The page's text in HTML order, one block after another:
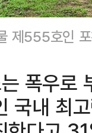
제555호인
폭우로
국내 최